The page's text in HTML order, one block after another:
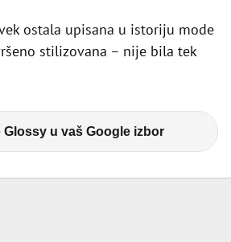
ostala upisana u istoriju mode
stilizovana – nije bila tek
Glossy u vaš Google izbor